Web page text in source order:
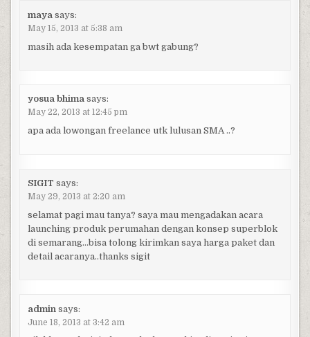
maya says:
May 15, 2013 at 5:38 am
masih ada kesempatan ga bwt gabung?
yosua bhima says:
May 22, 2013 at 12:45 pm
apa ada lowongan freelance utk lulusan SMA ..?
SIGIT says:
May 29, 2013 at 2:20 am
selamat pagi mau tanya? saya mau mengadakan acara
launching produk perumahan dengan konsep superblok
di semarang…bisa tolong kirimkan saya harga paket dan
detail acaranya..thanks sigit
admin says:
June 18, 2013 at 3:42 am